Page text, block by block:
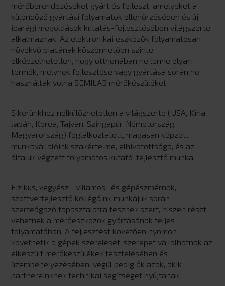
mérőberendezéseket gyárt és fejleszt, amelyeket a
különböző gyártási folyamatok ellenőrzésében és új
iparági megoldások kutatás-fejlesztésében világszerte
alkalmaznak. Az elektronikai eszközök folyamatosan
növekvő piacának köszönhetően szinte
elképzelhetetlen, hogy otthonában ne lenne olyan
termék, melynek fejlesztése vagy gyártása során ne
használtak volna SEMILAB mérőkészüléket.
Sikerünkhöz nélkülözhetetlen a világszerte (USA, Kína,
Japán, Korea, Tajvan, Szingapúr, Németország,
Magyarország) foglalkoztatott, magasan képzett
munkavállalóink szakértelme, elhivatottsága, és az
általuk végzett folyamatos kutató-fejlesztő munka.
Fizikus, vegyész-, villamos- és gépészmérnök,
szoftverfejlesztő kollégáink munkájuk során
szerteágazó tapasztalatra tesznek szert, hiszen részt
vehetnek a mérőeszközök gyártásának teljes
folyamatában. A fejlesztést követően nyomon
követhetik a gépek szerelését, szerepet vállalhatnak az
elkészült mérőkészülékek tesztelésében és
üzembehelyezésében, végül pedig ők azok, akik
partnereinknek technikai segítséget nyújtanak.